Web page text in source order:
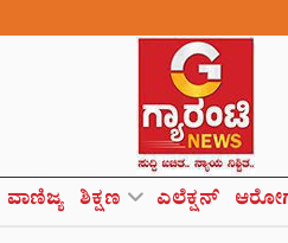
ವಾಣಿಜ್ಯ ಶಿಕ್ಷಣ ಎಲೆಕ್ಷನ್